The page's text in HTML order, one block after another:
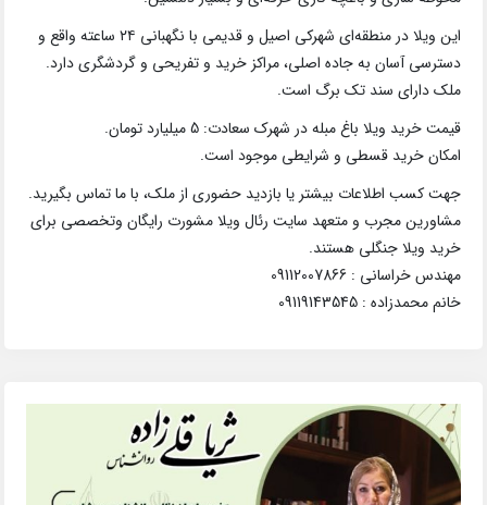
این ویلا در منطقه‌ای شهرکی اصیل و قدیمی با نگهبانی ۲۴ ساعته واقع و
دسترسی آسان به جاده اصلی، مراکز خرید و تفریحی و گردشگری دارد.
ملک دارای سند تک برگ است.
قیمت خرید ویلا باغ مبله در شهرک سعادت: 5 میلیارد تومان.
امکان خرید قسطی و شرایطی موجود است.
جهت کسب اطلاعات بیشتر یا بازدید حضوری از ملک، با ما تماس بگیرید.
مشاورین مجرب و متعهد سایت رئال ویلا مشورت رایگان وتخصصی برای
خرید ویلا جنگلی هستند.
مهندس خراسانی : 09112007866
خانم محمدزاده : 09119143545